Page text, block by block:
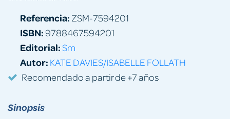
Sinopsis
Referencia: ZSM-7594201
ISBN:9788467594201
Editorial:Sm
Autor: KATE DAVIES/ISABELLE FOLLATH
Recomendado a partir de +7 años